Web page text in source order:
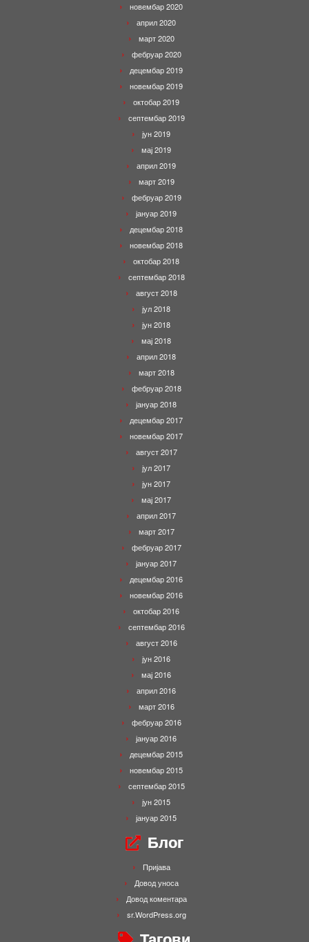
новембар 2020
април 2020
март 2020
фебруар 2020
децембар 2019
новембар 2019
октобар 2019
септембар 2019
јун 2019
мај 2019
април 2019
март 2019
фебруар 2019
јануар 2019
децембар 2018
новембар 2018
октобар 2018
септембар 2018
август 2018
јул 2018
јун 2018
мај 2018
април 2018
март 2018
фебруар 2018
јануар 2018
децембар 2017
новембар 2017
август 2017
јул 2017
јун 2017
мај 2017
април 2017
март 2017
фебруар 2017
јануар 2017
децембар 2016
новембар 2016
октобар 2016
септембар 2016
август 2016
јун 2016
мај 2016
април 2016
март 2016
фебруар 2016
јануар 2016
децембар 2015
новембар 2015
септембар 2015
јун 2015
јануар 2015
Блог
Пријава
Довод уноса
Довод коментара
sr.WordPress.org